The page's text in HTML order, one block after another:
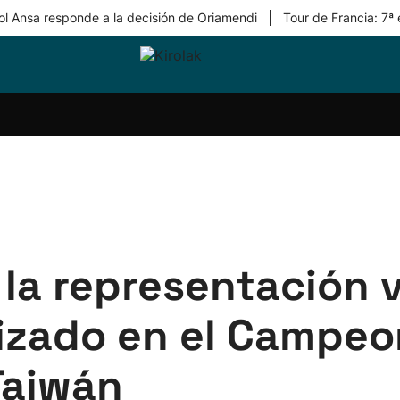
Ansa responde a la decisión de Oriamendi Tour de Francia: 7ª
Equipos
representación
en el